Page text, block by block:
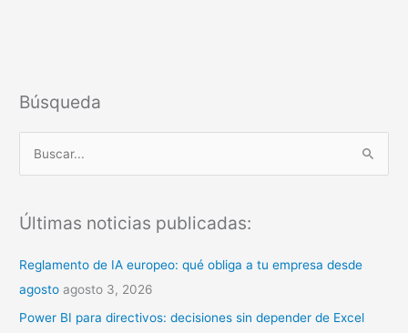
Búsqueda
c
Últimas noticias publicadas:
Reglamento de IA europeo: qué obliga a tu empresa desde
agosto agosto 3, 2026
Power BI para directivos: decisiones sin depender de Excel